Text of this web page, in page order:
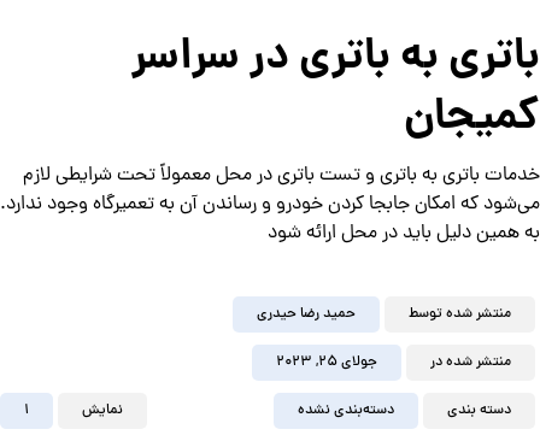
باتری به باتری در سراسر
کمیجان
خدمات باتری به باتری و تست باتری در محل معمولاً تحت شرایطی لازم
می‌شود که امکان جابجا کردن خودرو و رساندن آن به تعمیرگاه وجود ندارد.
به همین دلیل باید در محل ارائه شود
منتشر شده توسط حمید رضا حیدری
منتشر شده در جولای ۲۵, ۲۰۲۳
دسته بندی دسته‌بندی نشده نمایش 1